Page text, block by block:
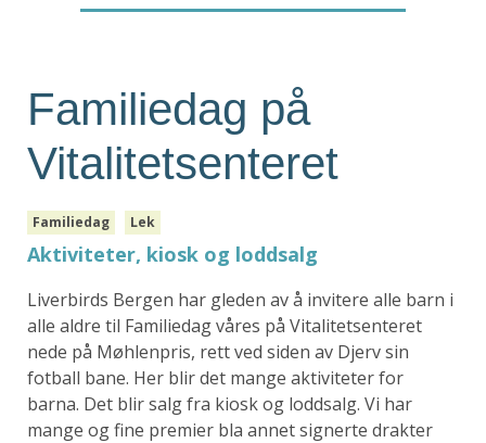
Familiedag på
Vitalitetsenteret
Familiedag Lek
Aktiviteter, kiosk og loddsalg
Liverbirds Bergen har gleden av å invitere alle barn i
alle aldre til Familiedag våres på Vitalitetsenteret
nede på Møhlenpris, rett ved siden av Djerv sin
fotball bane. Her blir det mange aktiviteter for
barna. Det blir salg fra kiosk og loddsalg. Vi har
mange og fine premier bla annet signerte drakter